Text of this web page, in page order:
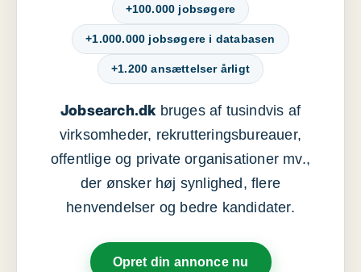
+100.000 jobsøgere
+1.000.000 jobsøgere i databasen
+1.200 ansættelser årligt
Jobsearch.dkbruges af tusindvis af
virksomheder, rekrutteringsbureauer,
offentlige og private organisationer mv.,
der ønsker høj synlighed, flere
henvendelser og bedre kandidater.
Opret din annonce nu